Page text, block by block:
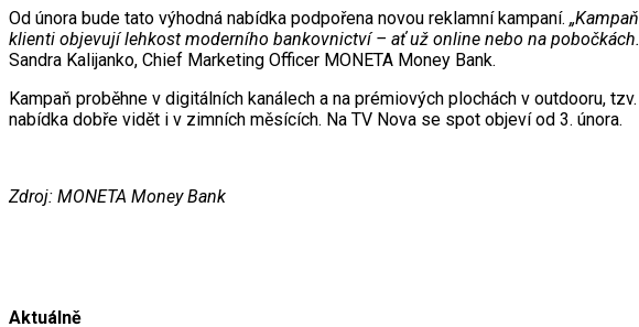
Od února bude tato výhodná nabídka podpořena novou reklamní kampaní.
klienti objevují lehkost moderního bankovnictví – ať už online nebo na
Sandra Kalijanko, Chief Marketing Officer MONETA Money Bank.
Kampaň proběhne v digitálních kanálech a na prémiových plochách v outdooru,
nabídka dobře vidět i v zimních měsících. Na TV Nova se spot objeví od 3. února.
Zdroj: MONETA Money Bank
Aktuálně